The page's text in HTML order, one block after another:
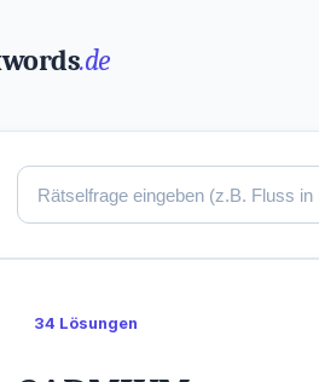
.de
34 Lösungen